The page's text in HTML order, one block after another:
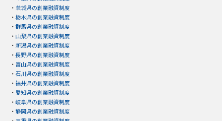
・ 茨城県の創業融資制度
・ 栃木県の創業融資制度
・ 群馬県の創業融資制度
・ 山梨県の創業融資制度
・ 新潟県の創業融資制度
・ 長野県の創業融資制度
・ 富山県の創業融資制度
・ 石川県の創業融資制度
・ 福井県の創業融資制度
・ 愛知県の創業融資制度
・ 岐阜県の創業融資制度
・ 静岡県の創業融資制度